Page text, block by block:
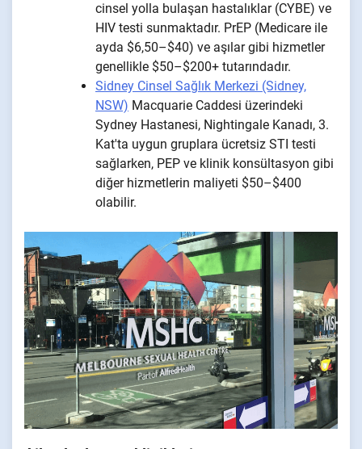
cinsel yolla bulaşan hastalıklar (CYBE) ve
HIV testi sunmaktadır. PrEP (Medicare ile
ayda $6,50–$40) ve aşılar gibi hizmetler
genellikle $50–$200+ tutarındadır.
Sidney Cinsel Sağlık Merkezi (Sidney,
NSW) Macquarie Caddesi üzerindeki
Sydney Hastanesi, Nightingale Kanadı, 3.
Kat'ta uygun gruplara ücretsiz STI testi
sağlarken, PEP ve klinik konsültasyon gibi
diğer hizmetlerin maliyeti $50–$400
olabilir.